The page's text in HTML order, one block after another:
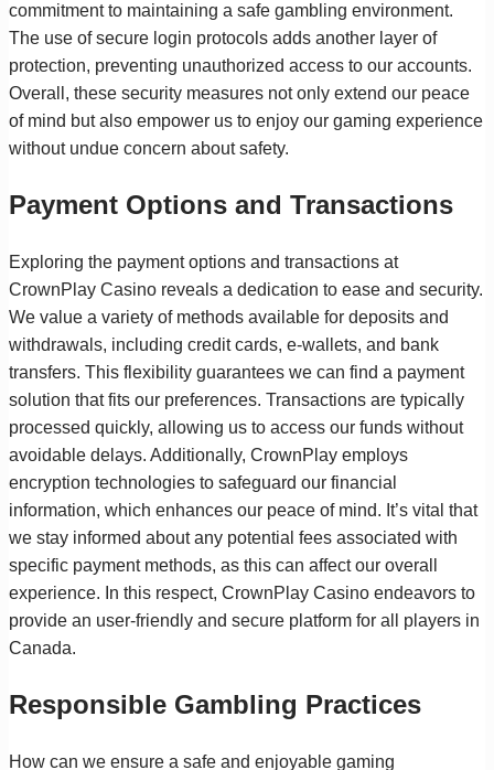
commitment to maintaining a safe gambling environment.
The use of secure login protocols adds another layer of
protection, preventing unauthorized access to our accounts.
Overall, these security measures not only extend our peace
of mind but also empower us to enjoy our gaming experience
without undue concern about safety.
Payment Options and Transactions
Exploring the payment options and transactions at
CrownPlay Casino reveals a dedication to ease and security.
We value a variety of methods available for deposits and
withdrawals, including credit cards, e-wallets, and bank
transfers. This flexibility guarantees we can find a payment
solution that fits our preferences. Transactions are typically
processed quickly, allowing us to access our funds without
avoidable delays. Additionally, CrownPlay employs
encryption technologies to safeguard our financial
information, which enhances our peace of mind. It’s vital that
we stay informed about any potential fees associated with
specific payment methods, as this can affect our overall
experience. In this respect, CrownPlay Casino endeavors to
provide an user-friendly and secure platform for all players in
Canada.
Responsible Gambling Practices
How can we ensure a safe and enjoyable gaming